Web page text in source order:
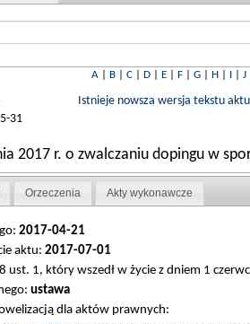
A| B| C| D| E| F| G| H| I| J|
31
Istnieje nowsza wersja tekstu aktu
2017 r. o zwalczaniu dopingu w
Orzeczenia Akty wykonawcze
2017-04-21
aktu: 2017-07-01
ust. 1, który wszedł w życie z dniem 1
ustawa
dla aktów prawnych: